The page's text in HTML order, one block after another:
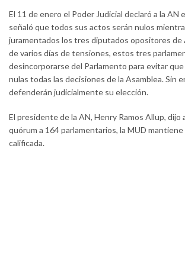
El 11 de enero el Poder Judicial declaró a la AN
señaló que todos sus actos serán nulos
juramentados los tres diputados opositores de
de varios días de tensiones, estos tres
desincorporarse del Parlamento para evitar
nulas todas las decisiones de la Asamblea. Sin
defenderán judicialmente su elección.
El presidente de la AN, Henry Ramos Allup, dijo
quórum a 164 parlamentarios, la MUD mantiene
calificada.